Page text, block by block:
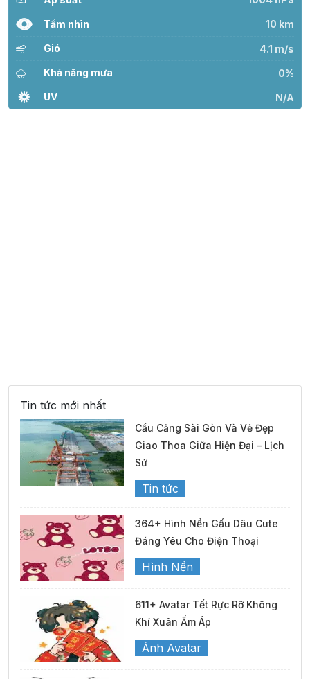
Tầm nhìn 10 km
Gió 4.1 m/s
Khả năng mưa 0%
UV N/A
Tin tức mới nhất
Cầu Cảng Sài Gòn Và Vẻ Đẹp
Giao Thoa Giữa Hiện Đại – Lịch
Sử
Tin tức
364+ Hình Nền Gấu Dâu Cute
Đáng Yêu Cho Điện Thoại
Hình Nền
611+ Avatar Tết Rực Rỡ Không
Khí Xuân Ấm Áp
Ảnh Avatar